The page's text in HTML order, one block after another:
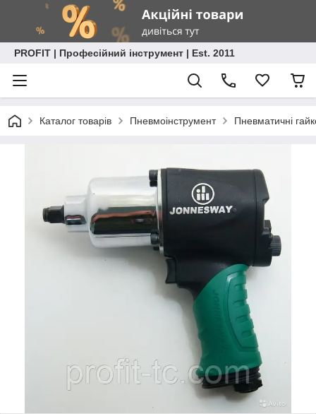
PROFIT | Професійний інструмент | Est. 2011
Каталог товарів Пневмоінструмент Пневматичні